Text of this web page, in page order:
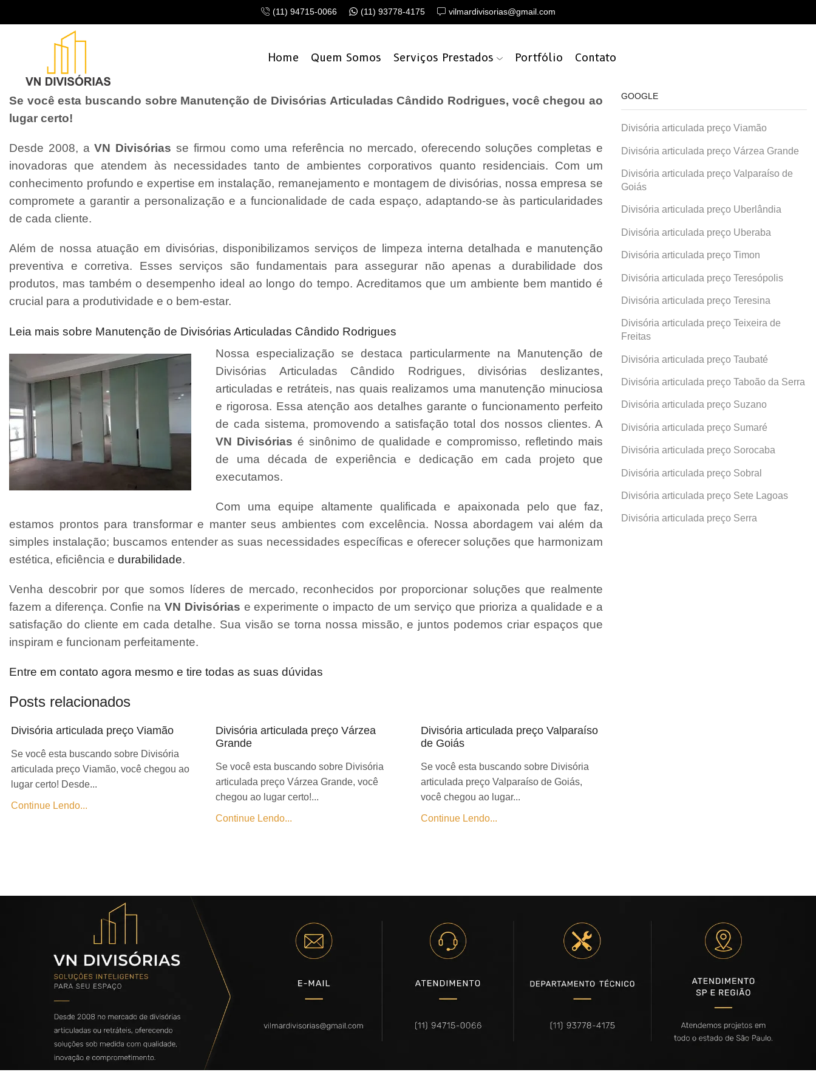
(11) 94715-0066 (11) 93778-4175 vilmardivisorias@gmail.com
Home Quem Somos Serviços Prestados Portfólio Contato
Se você esta buscando sobre Manutenção de Divisórias Articuladas Cândido Rodrigues, você chegou ao
lugar certo!
Desde 2008, aVN Divisórias se firmou como uma referência no mercado, oferecendo soluções completas e
inovadoras que atendem às necessidades tanto de ambientes corporativos quanto residenciais. Com um
conhecimento profundo e expertise em instalação, remanejamento e montagem de divisórias, nossa empresa se
compromete a garantir a personalização e a funcionalidade de cada espaço, adaptando-se às particularidades
de cada cliente.
Além de nossa atuação em divisórias, disponibilizamos serviços de limpeza interna detalhada e manutenção
preventiva e corretiva. Esses serviços são fundamentais para assegurar não apenas a durabilidade dos
produtos, mas também o desempenho ideal ao longo do tempo. Acreditamos que um ambiente bem mantido é
crucial para a produtividade e o bem-estar.
Leia mais sobre Manutenção de Divisórias Articuladas Cândido Rodrigues
Nossa especialização se destaca particularmente na Manutenção de
Divisórias Articuladas Cândido Rodrigues, divisórias deslizantes,
articuladas e retráteis, nas quais realizamos uma manutenção minuciosa
e rigorosa. Essa atenção aos detalhes garante o funcionamento perfeito
de cada sistema, promovendo a satisfação total dos nossos clientes. A
VN Divisórias é sinônimo de qualidade e compromisso, refletindo mais
de uma década de experiência e dedicação em cada projeto que
executamos.
Com uma equipe altamente qualificada e apaixonada pelo que faz,
estamos prontos para transformar e manter seus ambientes com excelência. Nossa abordagem vai além da
simples instalação; buscamos entender as suas necessidades específicas e oferecer soluções que harmonizam
estética, eficiência e durabilidade.
Venha descobrir por que somos líderes de mercado, reconhecidos por proporcionar soluções que realmente
fazem a diferença. Confie na VN Divisórias e experimente o impacto de um serviço que prioriza a qualidade e a
satisfação do cliente em cada detalhe. Sua visão se torna nossa missão, e juntos podemos criar espaços que
inspiram e funcionam perfeitamente.
Entre em contato agora mesmo e tire todas as suas dúvidas
Posts relacionados
Divisória articulada preço Viamão
Se você esta buscando sobre Divisória
articulada preço Viamão, você chegou ao
lugar certo! Desde...
Continue Lendo...
Divisória articulada preço Várzea
Grande
Se você esta buscando sobre Divisória
articulada preço Várzea Grande, você
chegou ao lugar certo!...
Continue Lendo...
Divisória articulada preço Valparaíso
de Goiás
Se você esta buscando sobre Divisória
articulada preço Valparaíso de Goiás,
você chegou ao lugar...
Continue Lendo...
GOOGLE
Divisória articulada preço Viamão
Divisória articulada preço Várzea Grande
Divisória articulada preço Valparaíso de
Goiás
Divisória articulada preço Uberlândia
Divisória articulada preço Uberaba
Divisória articulada preço Timon
Divisória articulada preço Teresópolis
Divisória articulada preço Teresina
Divisória articulada preço Teixeira de
Freitas
Divisória articulada preço Taubaté
Divisória articulada preço Taboão da Serra
Divisória articulada preço Suzano
Divisória articulada preço Sumaré
Divisória articulada preço Sorocaba
Divisória articulada preço Sobral
Divisória articulada preço Sete Lagoas
Divisória articulada preço Serra